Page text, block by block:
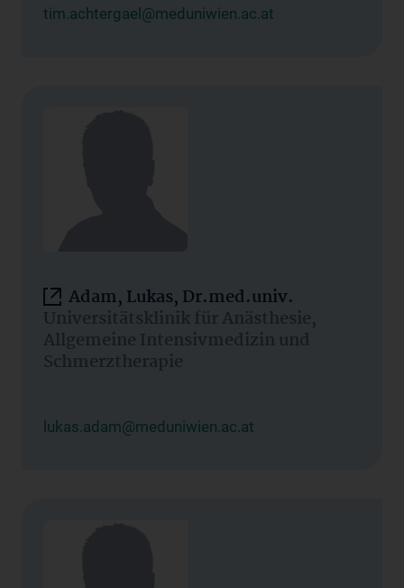
tim.achtergael@meduniwien.ac.at
Adam, Lukas, Dr.med.univ.
Universitätsklinik für Anästhesie,
Allgemeine Intensivmedizin und
Schmerztherapie
lukas.adam@meduniwien.ac.at